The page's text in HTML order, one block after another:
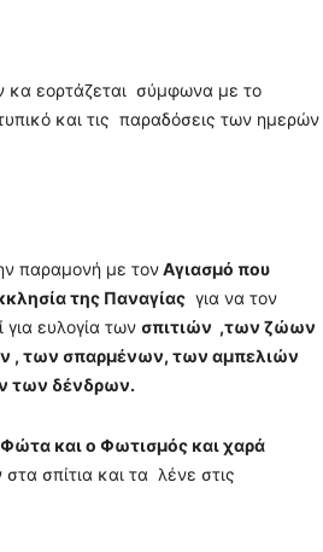
κα εορτάζεται σύμφωνα με το
και τις παραδόσεις των ημερών
παραμονή με τονΑγιασμό που
της Παναγίας για να τον
για ευλογία των σπιτιών ,των ζώων
, των σπαρμένων, των αμπελιών
των δένδρων.
και ο Φωτισμός και χαρά
σπίτια και τα λένε στις